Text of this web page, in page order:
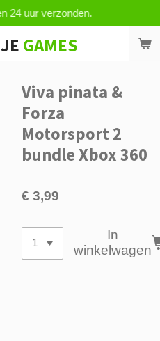
GAMES
24 uur verzonden.
Viva pinata &
Forza
Motorsport 2
bundle Xbox 360
€ 3,99
In
winkelwagen